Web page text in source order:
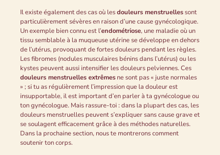
Il existe également des cas où lesdouleurs menstruellessont
particulièrement sévères en raison d’une cause gynécologique.
Un exemple bien connu est l’endométriose, une maladie où un
tissu semblable à la muqueuse utérine se développe en dehors
de l’utérus, provoquant de fortes douleurs pendant les règles.
Les fibromes (nodules musculaires bénins dans l’utérus) ou les
kystes peuvent aussi intensifier les douleurs pelviennes. Ces
douleurs menstruelles extrêmesne sont pas « juste normales
» ; si tu as régulièrement l’impression que la douleur est
insupportable, il est important d’en parler à ta gynécologue ou
ton gynécologue. Mais rassure-toi : dans la plupart des cas, les
douleurs menstruelles peuvent s’expliquer sans cause grave et
se soulagent efficacement grâce à des méthodes naturelles.
Dans la prochaine section, nous te montrerons comment
soutenir ton corps.